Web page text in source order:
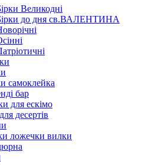
Великодні
до дня св.ВАЛЕНТИНА
самоклейка
бар
для ескімо
десертів
ложечки вилки